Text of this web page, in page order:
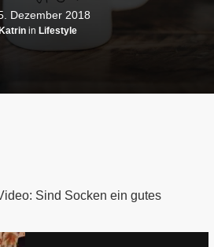
Dezember 2018
in Lifestyle
Sind Socken ein gutes